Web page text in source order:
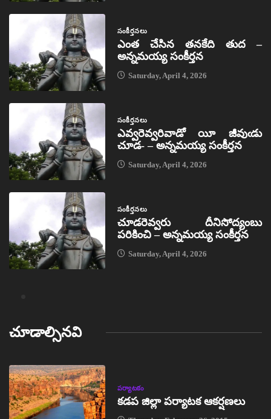
సంకీర్తనలు
ఎంత చేసిన తనకేది తుద –
అన్నమయ్య సంకీర్తన
Saturday, April 4, 2026
సంకీర్తనలు
ఎవ్వరెవ్వరివాడో యీ జీవుఁడు
చూడ- – అన్నమయ్య సంకీర్తన
Saturday, April 4, 2026
సంకీర్తనలు
చూడరెవ్వరు దీనిసోద్యంబు
పరికించి – అన్నమయ్య సంకీర్తన
Saturday, April 4, 2026
చూడాల్సినవి
పర్యాటకం
కడప జిల్లా పర్యాటక ఆకర్షణలు